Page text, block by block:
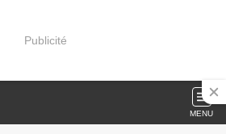
Publicité
MENU